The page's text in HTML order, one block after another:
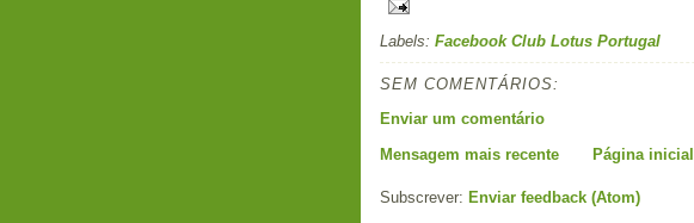
Labels: Facebook Club Lotus Portugal
SEM COMENTÁRIOS:
Enviar um comentário
Mensagem mais recente
Página inicial
Subscrever: Enviar feedback (Atom)